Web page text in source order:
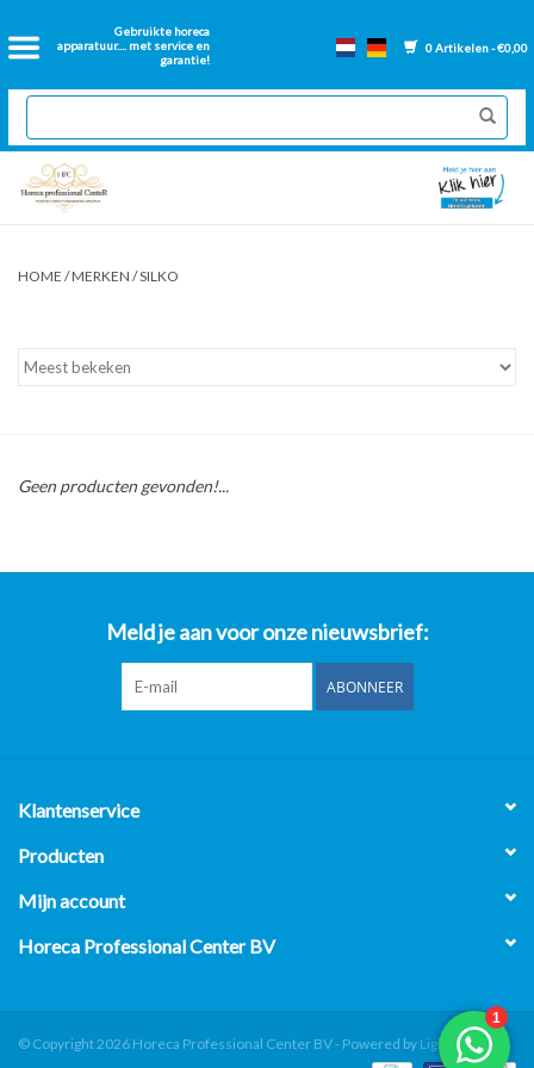
Gebruikte horeca
apparatuur.... met service en
garantie!
0 Artikelen - €0,00
Home
2dehands Horeca
Nieuwe apparatuur
Onderdelen bakwanden
Over ons
HOME /MERKEN /SILKO
Geen producten gevonden!...
Meld je aan voor onze nieuwsbrief:
ABONNEER
Klantenservice
Producten
Mijn account
Horeca Professional Center BV
© Copyright 2026 Horeca Professional Center BV - Powered by Lightspeed